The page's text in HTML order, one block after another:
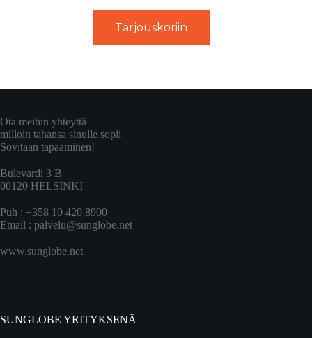
Tarjouskoriin
Ota meihin yhteyttä
milloin tahansa sinulle sopii
Sovitaan tapaaminen!
Bulevardi 3 B
00120 HELSINKI
Puh : +358 10 420 8900
Email : palvelu@sunglobe.net
www.sunglobe.net
SUNGLOBE YRITYKSENÄ